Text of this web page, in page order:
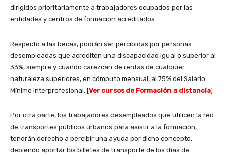
dirigidos prioritariamente a trabajadores ocupados por las
entidades y centros de formación acreditados.
Respecto a las becas, podrán ser percibidas por personas
desempleadas que acrediten una discapacidad igual o superior al
33%, siempre y cuando carezcan de rentas de cualquier
naturaleza superiores, en cómputo mensual, al 75% del Salario
Mínimo Interprofesional. [Ver cursos de Formación a distancia]
Por otra parte, los trabajadores desempleados que utilicen la red
de transportes públicos urbanos para asistir a la formación,
tendrán derecho a percibir una ayuda por dicho concepto,
debiendo aportar los billetes de transporte de los días de